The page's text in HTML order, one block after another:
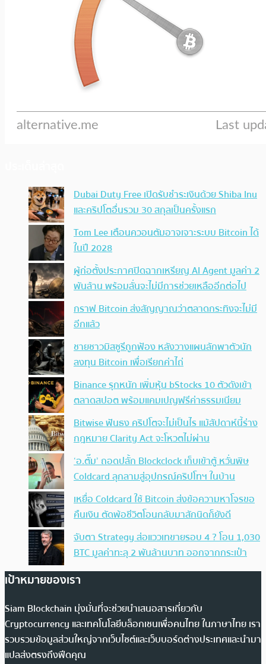
Dubai Duty Free เปิดรับชำระเงินด้วย Shiba Inu
และคริปโตอื่นรวม 30 สกุลเป็นครั้งแรก
Tom Lee เตือนควอนตัมอาจเจาะระบบ Bitcoin ได้
ในปี 2028
ผู้ก่อตั้งประกาศปิดฉากเหรียญ AI Agent มูลค่า 2
พันล้าน พร้อมลั่นจะไม่มีการช่วยเหลืออีกต่อไป
กราฟ Bitcoin ส่งสัญญาณว่าตลาดกระทิงจะไม่มี
อีกแล้ว
ชายชาวมิสซูรีถูกฟ้อง หลังวางแผนลักพาตัวนัก
ลงทุน Bitcoin เพื่อเรียกค่าไถ่
Binance รุกหนัก เพิ่มหุ้น bStocks 10 ตัวดังเข้า
ตลาดสปอต พร้อมแคมเปญฟรีค่าธรรมเนียม
Bitwise ฟันธง คริปโตจะไม่เป็นไร แม้สัปดาห์นี้ร่าง
กฎหมาย Clarity Act จะโหวตไม่ผ่าน
‘อ.ตั๊ม’ ถอดปลั้ก Blockclock เก็บเข้าตู้ หวั่นพิษ
Coldcard ลุกลามสู่อุปกรณ์คริปโทฯ ในบ้าน
เหยื่อ Coldcard ใช้ Bitcoin ส่งข้อความหาโจรขอ
คืนเงิน ตัดพ้อชีวิตโอนกลับมาสักนิดก็ยังดี
จับตา Strategy ส่อแววเทขายรอบ 4 ? โอน 1,030
BTC มูลค่าทะลุ 2 พันล้านบาท ออกจากกระเป๋า
เป้าหมายของเรา
Siam Blockchain มุ่งมั่นที่จะช่วยนำเสนอสารเกี่ยวกับ
Cryptocurrency และเทคโนโลยีบล็อกเชนเพื่อคนไทย ในภาษาไทย เรา
รวบรวมข้อมูลส่วนใหญ่จากเว็บไซต์และเว็บบอร์ดต่างประเทศและนำมา
แปลส่งตรงถึงฟีดคุณ